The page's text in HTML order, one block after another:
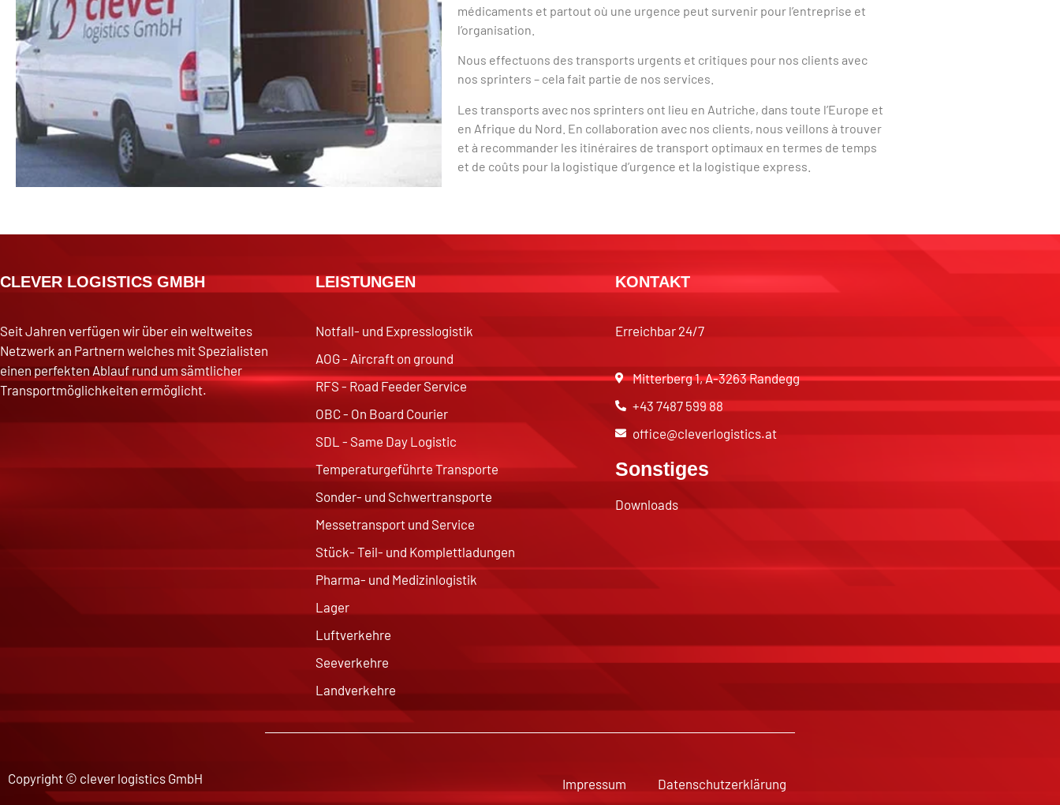
médicaments et partout où une urgence peut survenir pour l’entreprise et
l’organisation.
Nous effectuons des transports urgents et critiques pour nos clients avec
nos sprinters – cela fait partie de nos services.
Les transports avec nos sprinters ont lieu en Autriche, dans toute l’Europe et
en Afrique du Nord. En collaboration avec nos clients, nous veillons à trouver
et à recommander les itinéraires de transport optimaux en termes de temps
et de coûts pour la logistique d’urgence et la logistique express.
CLEVER LOGISTICS GMBH
Seit Jahren verfügen wir über ein weltweites
Netzwerk an Partnern welches mit Spezialisten
einen perfekten Ablauf rund um sämtlicher
Transportmöglichkeiten ermöglicht.
LEISTUNGEN
Notfall- und Expresslogistik
AOG - Aircraft on ground
RFS - Road Feeder Service
OBC - On Board Courier
SDL - Same Day Logistic
Temperaturgeführte Transporte
Sonder- und Schwertransporte
Messetransport und Service
Stück- Teil- und Komplettladungen
Pharma- und Medizinlogistik
Lager
Luftverkehre
Seeverkehre
Landverkehre
KONTAKT
Erreichbar 24/7
Mitterberg 1, A-3263 Randegg
+43 7487 599 88
office@cleverlogistics.at
Sonstiges
Downloads
Copyright © clever logistics GmbH Impressum Datenschutzerklärung